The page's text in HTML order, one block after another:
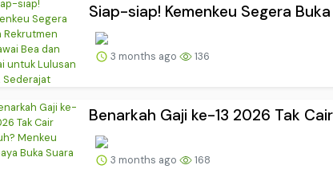
Siap-siap! Kemenkeu Segera
3 months ago 136
Benarkah Gaji ke-13 2026 Tak
3 months ago 168